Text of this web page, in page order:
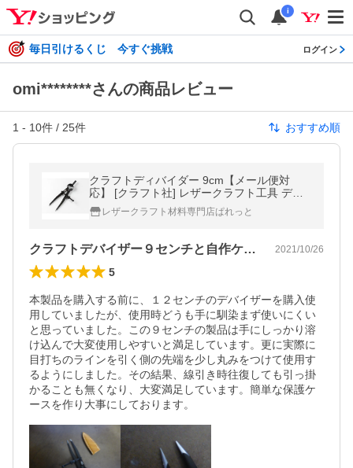
i
毎日引けるくじ 今すぐ挑戦 ログイン
omi********さんの商品レビュー
1 - 10件 / 25件 おすすめ順
クラフトディバイダー 9cm【メール便対
応】 [クラフト社] レザークラフト工具 ディ
バイダー コンパス
レザークラフト材料専門店ぱれっと
クラフトデバイザー９センチと自作ケース 2021/10/26
5
本製品を購入する前に、１２センチのデバイザーを購入使
用していましたが、使用時どうも手に馴染まず使いにくい
と思っていました。この９センチの製品は手にしっかり溶
け込んで大変使用しやすいと満足しています。更に実際に
目打ちのラインを引く側の先端を少し丸みをつけて使用す
るようにしました。その結果、線引き時往復しても引っ掛
かることも無くなり、大変満足しています。簡単な保護ケ
ースを作り大事にしております。